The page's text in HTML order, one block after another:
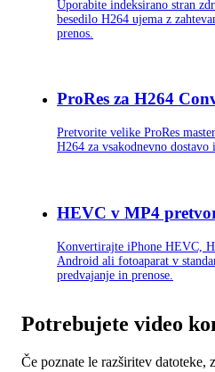
Uporabite indeksirano stran
besedilo H264 ujema z
prenos.
ProRes za H264
Pretvorite velike ProRes
H264 za vsakodnevno
HEVC v MP4
Konvertirajte iPhone HEVC,
Android ali fotoaparat v
predvajanje in prenose.
Potrebujete video
Če poznate le razširitev